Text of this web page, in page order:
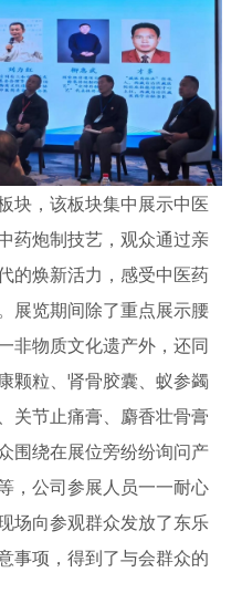
块，该板块集中展示中医
药炮制技艺，观众通过亲
的焕新活力，感受中医药
展览期间除了重点展示腰
非物质文化遗产外，还同
颗粒、肾骨胶囊、蚁参蠲
关节止痛膏、麝香壮骨膏
围绕在展位旁纷纷询问产
，公司参展人员一一耐心
场向参观群众发放了东乐
事项，得到了与会群众的